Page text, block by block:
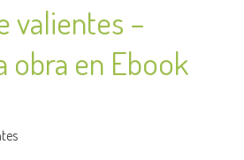
valientes –
obra en Ebook